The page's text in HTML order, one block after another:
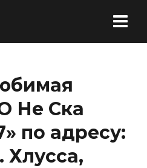
Не Ска
по адресу:
Хлусса,